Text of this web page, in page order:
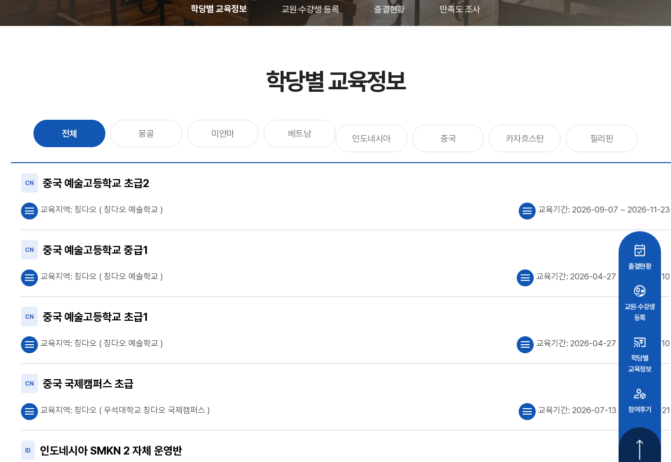
학당별 교육정보 교원·수강생 등록 출결현황 만족도 조사
학당별 교육정보
전체 몽골 미얀마 베트남 인도네시아 중국 카자흐스탄 필리핀
CN 중국 예술고등학교 초급2
menu 교육지역: 칭다오 ( 칭다오 예술학교 ) menu 교육기간: 2026-09-07 ~ 2026-11-23
CN 중국 예술고등학교 중급1
menu 교육지역: 칭다오 ( 칭다오 예술학교 ) menu 교육기간: 2026-04-27 ~ 2026-07-10
CN 중국 예술고등학교 초급1
menu 교육지역: 칭다오 ( 칭다오 예술학교 ) menu 교육기간: 2026-04-27 ~ 2026-07-10
CN 중국 국제캠퍼스 초급
menu 교육지역: 칭다오 ( 우석대학교 칭다오 국제캠퍼스 ) menu 교육기간: 2026-07-13 ~ 2026-08-21
ID 인도네시아 SMKN 2 자체 운영반
event_available
출결현황
supervised_user_circle
교원·수강생
등록
cast_for_education
학당별
교육정보
deployed_code_account
참여후기